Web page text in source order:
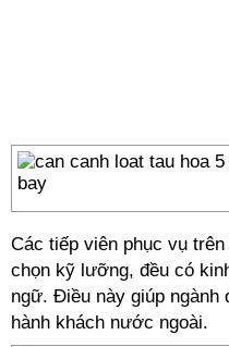
Các tiếp viên phục vụ
chọn kỹ lưỡng, đều có
ngữ. Điều này giúp
hành khách nước ngoài.